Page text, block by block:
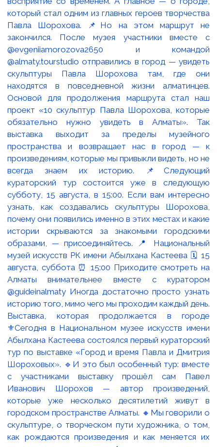
Выставка, которая продолжается в городе
⚜️Сегодня в Национальном музее искусств имени
Абылхана Кастеева состоялся первый кураторский
тур по выставке «Город и время Павла и Дмитрия
Шороховых». 🔹И это был особенный тур: вместе
с участниками выставку прошёл сам Павел
Иванович Шорохов — автор произведений,
которые уже несколько десятилетий живут в
городском пространстве Алматы. 🔸Мы говорили о
скульптуре, о творческом пути художника, о том,
как рождаются произведения и как меняется их